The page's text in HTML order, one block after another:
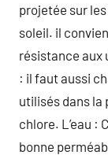
projetée sur
soleil. il
résistance aux
: il faut aussi
utilisés dans la
chlore. L’eau :
bonne